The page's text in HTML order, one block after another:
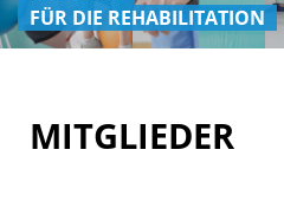
FÜR DIE REHABILITATION
MITGLIEDER